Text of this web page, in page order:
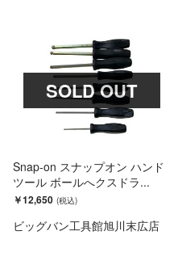
SOLD OUT
Snap-on スナップオン ハンド
ツール ボールへクスドラ...
￥12,650
ビッグバン工具館旭川末広店